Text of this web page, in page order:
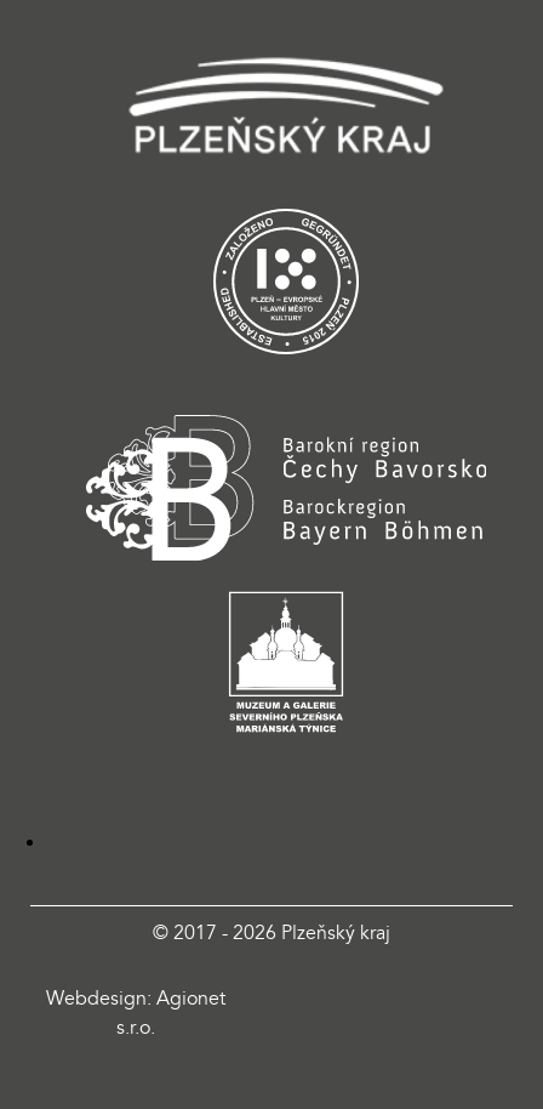
© 2017 - 2026 Plzeňský kraj
Webdesign: Agionet
s.r.o.